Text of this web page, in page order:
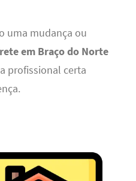
uma mudança ou
em Braço do Norte
profissional certa